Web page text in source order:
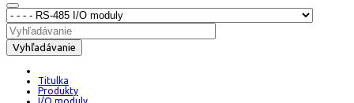
Vyhľadávanie
Titulka
Produkty